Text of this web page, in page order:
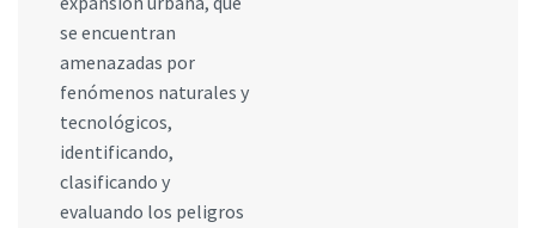
se encuentran
amenazadas por
fenómenos naturales y
tecnológicos,
identificando,
clasificando y
evaluando los peligros